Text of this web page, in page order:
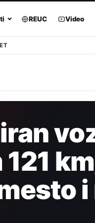
REUC Video